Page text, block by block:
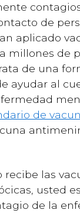
de
aplicado
millones de
de una
ayudar al
de
recibe las
usted
de la